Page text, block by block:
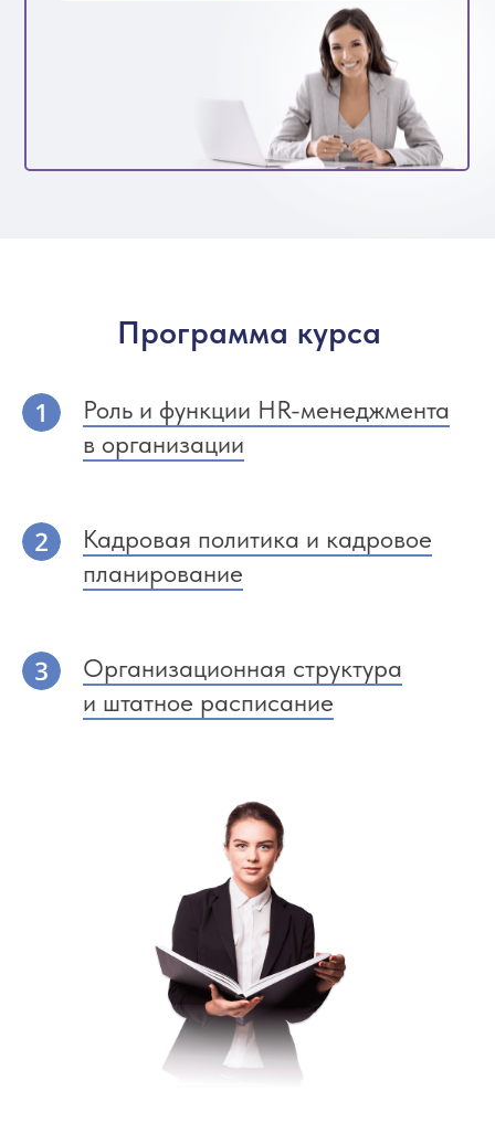
Программа курса
Роль и функции HR-менеджмента
в организации
Кадровая политика и кадровое
планирование
Организационная структура
и штатное расписание